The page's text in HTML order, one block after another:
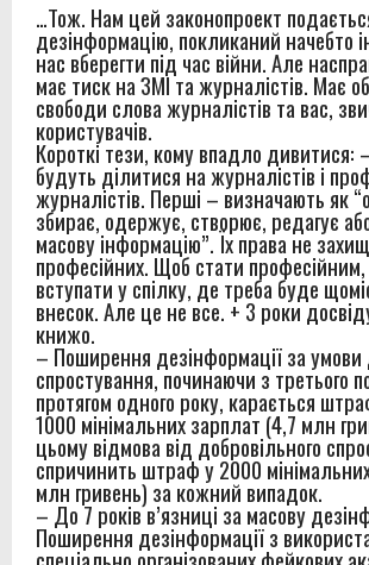
…Тож. Нам цей законопроект
дезінформацію, покликаний начебто
нас вберегти під час війни. Але
має тиск на ЗМІ та журналістів. Має
свободи слова журналістів та вас,
користувачів.
Короткі тези, кому впадло дивитися:
будуть ділитися на журналістів і
журналістів. Перші – визначають як
збирає, одержує, створює, редагує
масову інформацію”. Їх права не
професійних. Щоб стати
вступати у спілку, де треба буде
внесок. Але це не все. + 3 роки
книжо.
– Поширення дезінформації за умови
спростування, починаючи з третього
протягом одного року, карається
1000 мінімальних зарплат (4,7 млн
цьому відмова від добровільного
спричинить штраф у 2000
млн гривень) за кожний випадок.
– До 7 років в’язниці за масову
Поширення дезінформації з